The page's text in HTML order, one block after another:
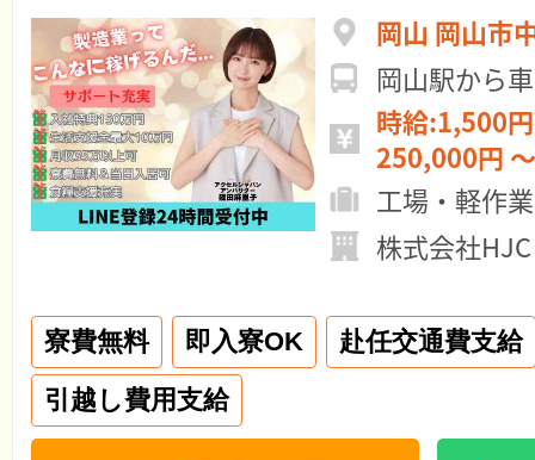
岡山 岡山市
岡山駅から
時給:1,500
250,000円
工場・軽作業
株式会社HJC
寮費無料 即入寮OK
赴任交通費支給
引越し費用支給